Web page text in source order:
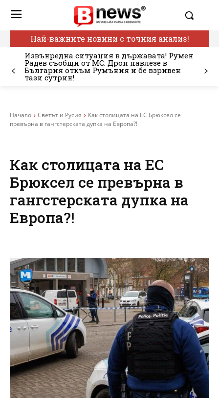
Най-важните новини с точния анализ!
Извънредна ситуация в държавата! Румен
Радев съобщи от МС: Дрон навлезе в
България откъм Румъния и бе взривен
тази сутрин!
Начало Светът и Русия
Как столицата на ЕС Брюксел се
превърна в гангстерската дупка на Европа?!
Как столицата на ЕС
Брюксел се превърна в
гангстерската дупка на
Европа?!